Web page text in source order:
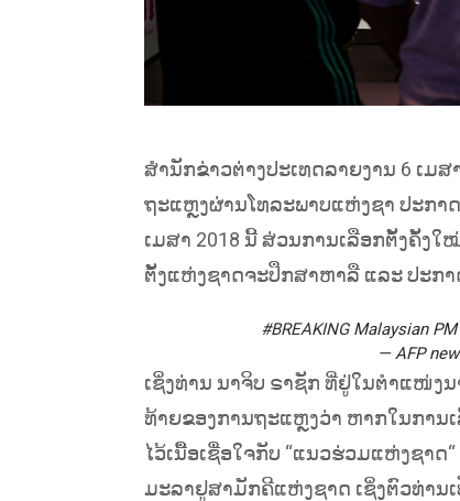
ສຳນັກຂ່າວຕ່າງປະເທດລາຍງານ 6 ເມ
ຖະແຫຼງຜ່ານໂທລະພາບແຫ່ງຊາ ປະກາ
ເມສາ 2018 ນີ້ ສ່ວນການເລືອກຕັ້ງຄັ້ງ
ຕັ້ງແຫ່ງຊາດຈະປຶກສາຫາລື ແລະ ປະກ
#BREAKINGMalaysian
— AFP
ເຊິ່ງທ່ານ ນາຈິບ ຣາຊັກ ທີ່ຢູ່ໃນຕຳແໜ່ງ
ທ້າຍຂອງການຖະແຫຼງວ່າ ຫາກໃນການ
ໄວ້ເນື້ອເຊື່ອໃຈກັບ “ແນວຮ່ວມແຫ່ງຊາ
ມະລາຢູສາມັກຄີແຫ່ງຊາດ ເຊິ່ງຕົວທ່າ